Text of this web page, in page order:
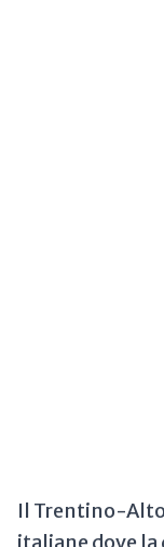
Il Trentino-Alto